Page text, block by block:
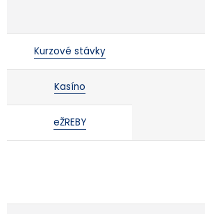
Kurzové stávky
Kasíno
eŽREBY